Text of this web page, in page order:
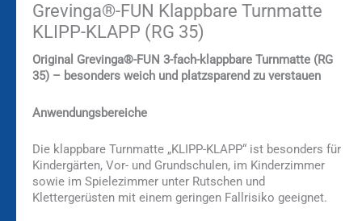
Grevinga®-FUN Klappbare Turnmatte
KLIPP-KLAPP (RG 35)
Original Grevinga®-FUN 3-fach-klappbare Turnmatte (RG
35) – besonders weich und platzsparend zu verstauen
Anwendungsbereiche
Die klappbare Turnmatte „KLIPP-KLAPP“ ist besonders für
Kindergärten, Vor- und Grundschulen, im Kinderzimmer
sowie im Spielezimmer unter Rutschen und
Klettergerüsten mit einem geringen Fallrisiko geeignet.